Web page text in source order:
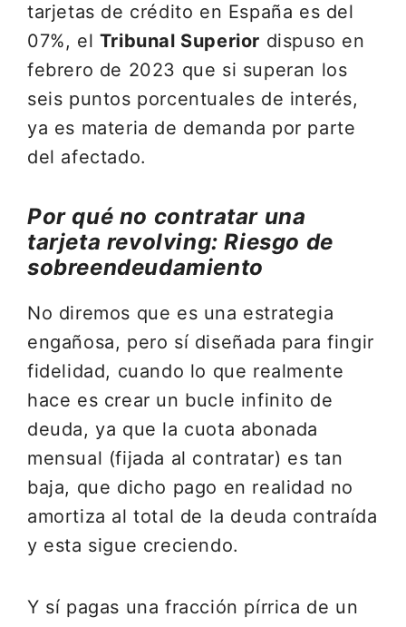
tarjetas de crédito en España es del
07%, el Tribunal Superior dispuso en
febrero de 2023 que si superan los
seis puntos porcentuales de interés,
ya es materia de demanda por parte
del afectado.
Por qué no contratar una
tarjeta revolving:Riesgo de
sobreendeudamiento
No diremos que es una estrategia
engañosa, pero sí diseñada para fingir
fidelidad, cuando lo que realmente
hace es crear un bucle infinito de
deuda, ya que la cuota abonada
mensual (fijada al contratar) es tan
baja, que dicho pago en realidad no
amortiza al total de la deuda contraída
y esta sigue creciendo.
Y sí pagas una fracción pírrica de un